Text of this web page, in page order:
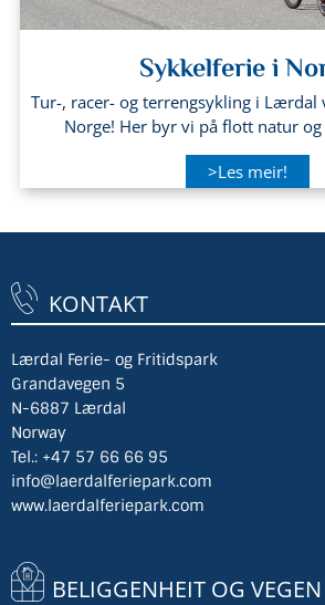
Sykkelferie i
Tur-, racer- og terrengsykling i Lærdal
Norge! Her byr vi på flott natur
>Les meir!
KONTAKT
Lærdal Ferie- og Fritidspark
Grandavegen 5
N-6887 Lærdal
Norway
Tel.: +47 57 66 66 95
info@laerdalferiepark.com
www.laerdalferiepark.com
BELIGGENHEIT OG